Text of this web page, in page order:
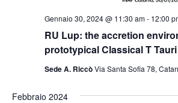
RU Lup: the accretion
prototypical Classical T
Gennaio 30, 2024 @ 11:30 am- 12:00
Sede A. RiccòVia Santa Sofia 78,
Febbraio 2024